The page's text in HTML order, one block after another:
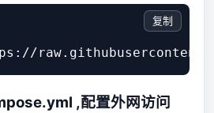
复制
,配置外网访问